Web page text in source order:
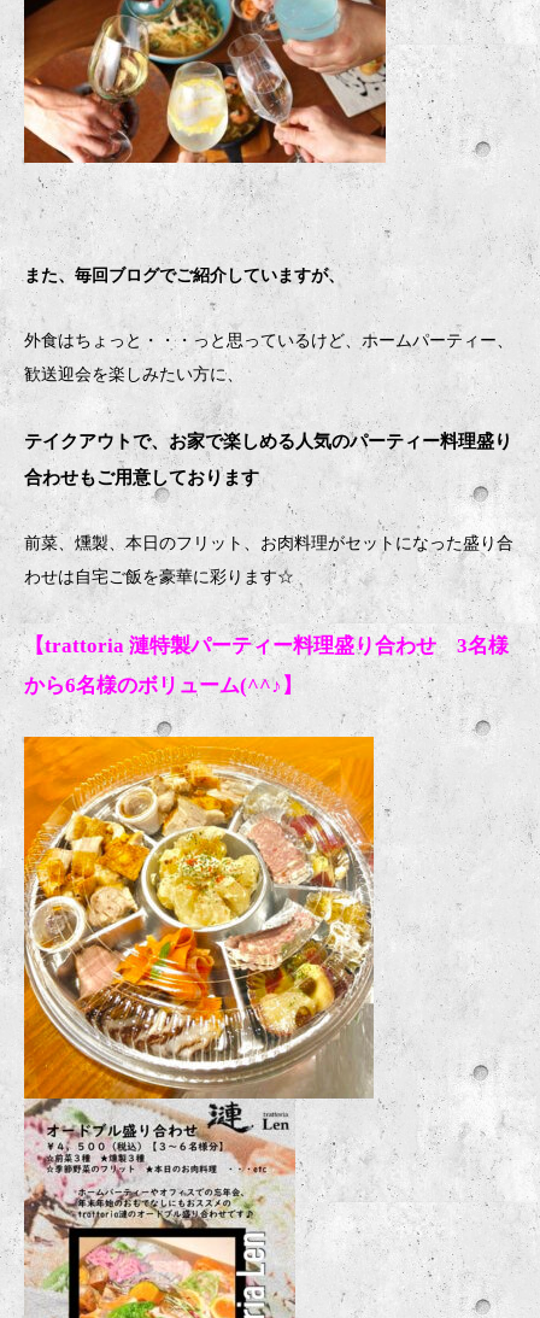
また、毎回ブログでご紹介していますが、
外食はちょっと・・・っと思っているけど、ホームパーティー、
歓送迎会を楽しみたい方に、
テイクアウトで、お家で楽しめる人気のパーティー料理盛り
合わせもご用意しております
前菜、燻製、本日のフリット、お肉料理がセットになった盛り合
わせは自宅ご飯を豪華に彩ります☆
【trattoria 漣特製パーティー料理盛り合わせ 3名様
から6名様のボリューム(^^♪】